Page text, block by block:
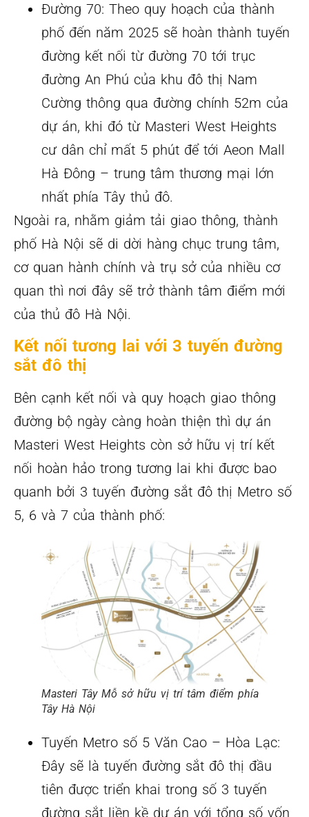
Đường 70: Theo quy hoạch của thành
phố đến năm 2025 sẽ hoàn thành tuyến
đường kết nối từ đường 70 tới trục
đường An Phú của khu đô thị Nam
Cường thông qua đường chính 52m của
dự án, khi đó từ Masteri West Heights
cư dân chỉ mất 5 phút để tới Aeon Mall
Hà Đông – trung tâm thương mại lớn
nhất phía Tây thủ đô.
Ngoài ra, nhằm giảm tải giao thông, thành
phố Hà Nội sẽ di dời hàng chục trung tâm,
cơ quan hành chính và trụ sở của nhiều cơ
quan thì nơi đây sẽ trở thành tâm điểm mới
của thủ đô Hà Nội.
Kết nối tương lai với 3 tuyến đường
sắt đô thị
Bên cạnh kết nối và quy hoạch giao thông
đường bộ ngày càng hoàn thiện thì dự án
Masteri West Heights còn sở hữu vị trí kết
nối hoàn hảo trong tương lai khi được bao
quanh bởi 3 tuyến đường sắt đô thị Metro số
5, 6 và 7 của thành phố:
Masteri Tây Mỗ sở hữu vị trí tâm điểm phía
Tây Hà Nội
Tuyến Metro số 5 Văn Cao – Hòa Lạc:
Đây sẽ là tuyến đường sắt đô thị đầu
tiên được triển khai trong số 3 tuyến
đường sắt liền kề dự án với tổng số vốn